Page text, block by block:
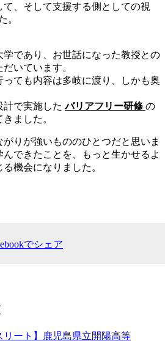
、そして支援する側としての視
。
学であり、お世話になった教授との
いています。
っても内容は多岐に渡り、しかも奥
計で実施したバリアフリー研修 の
ました。
りが強いもののひとつだと思いま
できたことを、もっと生かせるよ
機会になりました。
でシェア